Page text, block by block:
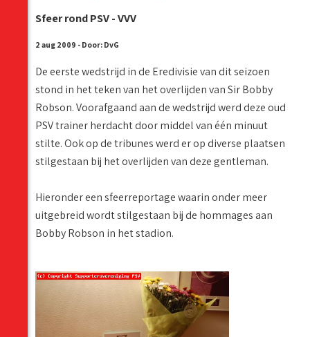
Sfeer rond PSV - VVV
2 aug 2009 - Door: DvG
De eerste wedstrijd in de Eredivisie van dit seizoen
stond in het teken van het overlijden van Sir Bobby
Robson. Voorafgaand aan de wedstrijd werd deze oud
PSV trainer herdacht door middel van één minuut
stilte. Ook op de tribunes werd er op diverse plaatsen
stilgestaan bij het overlijden van deze gentleman.
Hieronder een sfeerreportage waarin onder meer
uitgebreid wordt stilgestaan bij de hommages aan
Bobby Robson in het stadion.